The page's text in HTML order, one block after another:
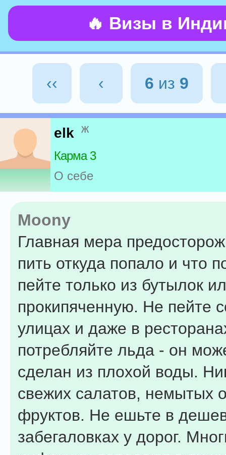
🔥 Визы в
‹‹ ‹ 6 из 9
elk ж
Карма 3
О себе
Moony
Главная мера
пить откуда попало и что
пейте только из бутылок
прокипяченную. Не пейте
улицах и даже в
потребляйте льда - он
сделан из плохой воды.
свежих салатов, немытых
фруктов. Не ешьте в
забегаловках у дорог.